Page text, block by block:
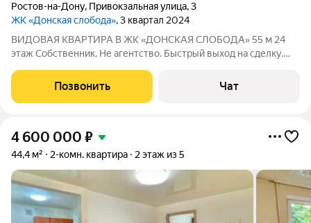
Ростов-на-Дону, Привокзальная улица,3
ЖК «Донская слобода», 3 квартал 2024
ВИДОВАЯ КВАРТИРА В ЖК «ДОНСКАЯ СЛОБОДА» 55 м 24
этаж Собственник. Не агентство. Быстрый выход на сделку.
первыми владельцами. Всё, что представлено на фото,
остаётся новым хозяевам. Возможна
Позвонить Чат
4 600 000 ₽
44,4 м² 2-комн. квартира 2 этаж из 5